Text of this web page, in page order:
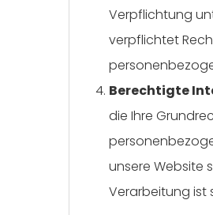
Verpflichtung
verpflichtet
Berechtigte
die Ihre
unsere Website
Verarbeitung ist